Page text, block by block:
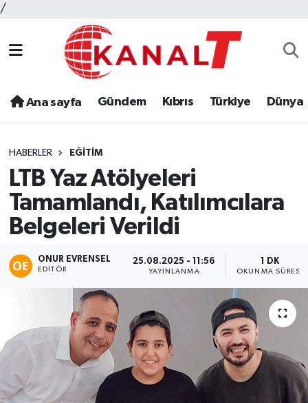
/
Ana sayfa Gündem Kıbrıs Türkiye Dünya
HABERLER EĞITIM
LTB Yaz Atölyeleri
Tamamlandı, Katılımcılara
Belgeleri Verildi
ONUR EVRENSEL
EDITÖR
25.08.2025 - 11:56
YAYINLANMA
1 DK
OKUNMA SÜRESI